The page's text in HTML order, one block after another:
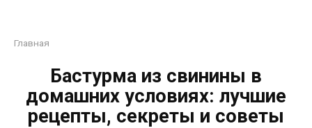
Главная
Бастурма из свинины в
домашних условиях: лучшие
рецепты, секреты и советы